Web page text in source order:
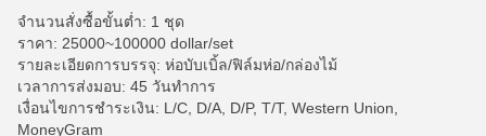
จำนวนสั่งซื้อขั้นต่ำ: 1 ชุด
ราคา: 25000~100000 dollar/set
รายละเอียดการบรรจุ: ห่อบับเบิ้ล/ฟิล์มห่อ/กล่องไม้
เวลาการส่งมอบ: 45 วันทําการ
เงื่อนไขการชำระเงิน: L/C, D/A, D/P, T/T, Western Union,
MoneyGram